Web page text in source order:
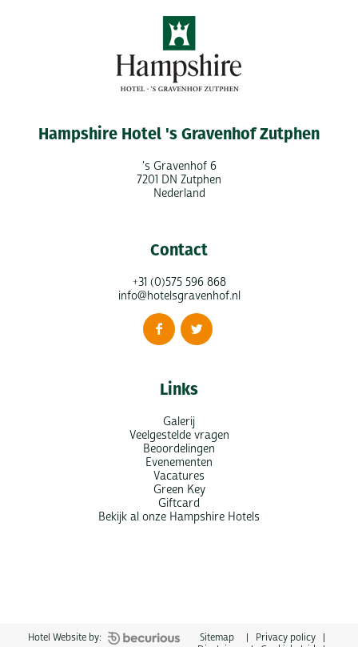
Hampshire Hotel 's Gravenhof Zutphen
's Gravenhof 6
7201 DN Zutphen
Nederland
Contact
+31 (0)575 596 868
info@hotelsgravenhof.nl
Links
Galerij
Veelgestelde vragen
Beoordelingen
Evenementen
Vacatures
Green Key
Giftcard
Bekijk al onze Hampshire Hotels
Hotel Website by: Sitemap| Privacy policy|